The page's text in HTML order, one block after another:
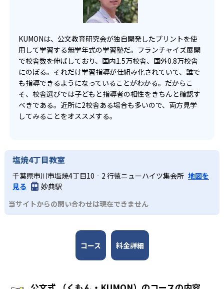
KUMONは、公文教育研究会が独自開発したプリントを使
用して学習する無学年式の学習塾だ。フランチャイズ展開
で校舎数を伸ばしており、国内1.5万校舎、国外0.8万校舎
にのぼる。それだけ学習指導が仕組み化されていて、誰で
も指導できるようになっていることがわかる。だからこ
そ、校舎選びでは子どもと指導者の相性をきちんと確認す
べきである。近所に2校舎ある場合も多いので、両方見学
してみることをオススメする。
塩焼4丁目教室
千葉県市川市塩焼4丁目10‐2 行徳ニューハイツ集会所 地図を
見る
妙典駅
当サイトからの問い合わせは現在できません
コース 料金詳細